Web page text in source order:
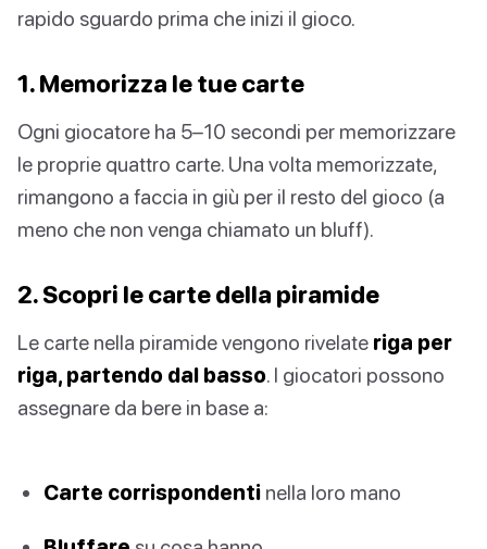
rapido sguardo prima che inizi il gioco.
1. Memorizza le tue carte
Ogni giocatore ha 5–10 secondi per memorizzare
le proprie quattro carte. Una volta memorizzate,
rimangono a faccia in giù per il resto del gioco (a
meno che non venga chiamato un bluff).
2. Scopri le carte della piramide
Le carte nella piramide vengono rivelate riga per
riga, partendo dal basso. I giocatori possono
assegnare da bere in base a:
Carte corrispondenti nella loro mano